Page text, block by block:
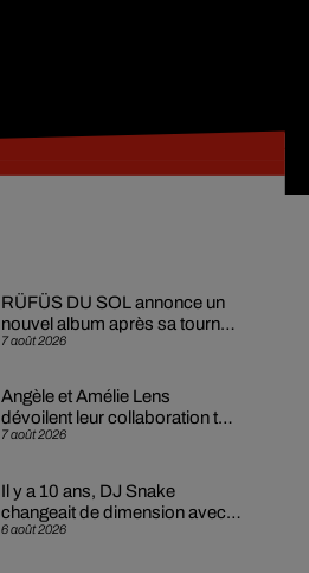
7 août 2026
RÜFÜS DU SOL annonce un
nouvel album après sa tournée
mondiale
7 août 2026
Angèle et Amélie Lens
dévoilent leur collaboration tant
attendue
6 août 2026
Il y a 10 ans, DJ Snake
changeait de dimension avec
son premier...